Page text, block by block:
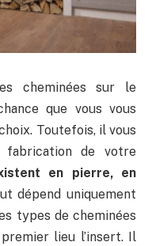
cheminées sur le
que vous vous
Toutefois, il vous
de votre
en pierre, en
dépend uniquement
types de cheminées
lieu l’insert. Il